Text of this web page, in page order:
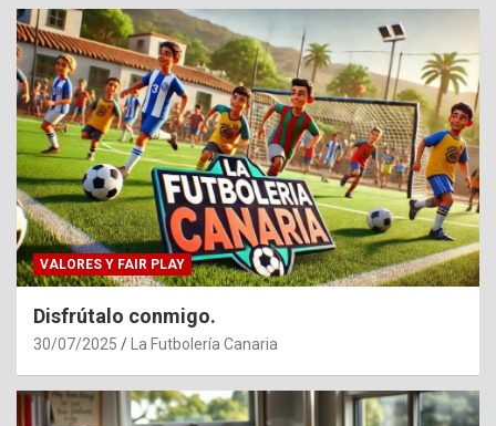
VALORES Y FAIR PLAY
Disfrútalo conmigo.
30/07/2025 La Futbolería Canaria